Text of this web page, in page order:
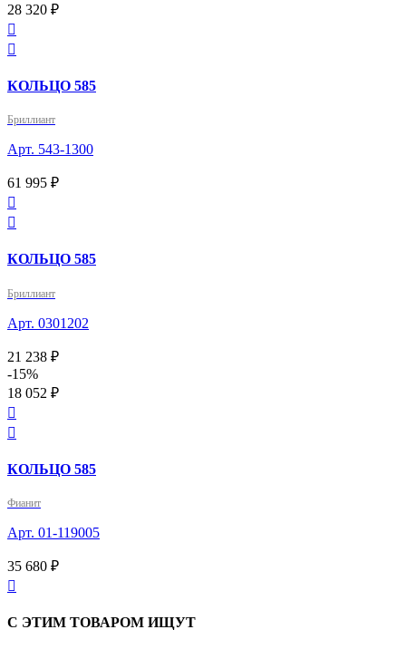
28 320 ₽


КОЛЬЦО 585
Бриллиант
Арт. 543-1300
61 995 ₽


КОЛЬЦО 585
Бриллиант
Арт. 0301202
21 238 ₽
-15%
18 052 ₽


КОЛЬЦО 585
Фианит
Арт. 01-119005
35 680 ₽

С ЭТИМ ТОВАРОМ ИЩУТ